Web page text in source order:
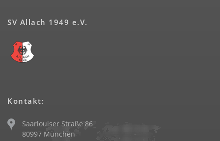
SV Allach 1949 e.V.
Kontakt:
Saarlouiser Straße 86
80997 München